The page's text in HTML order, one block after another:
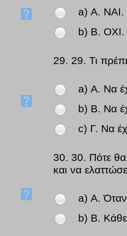
a) Α. NAI.
b) Β. OXI.
29. 29. Τι
a) Α. Να
b) Β. Να
c) Γ. Να
30. 30. Πότε θα
και να
a) Α. Όταν
b) Β. Κάθε